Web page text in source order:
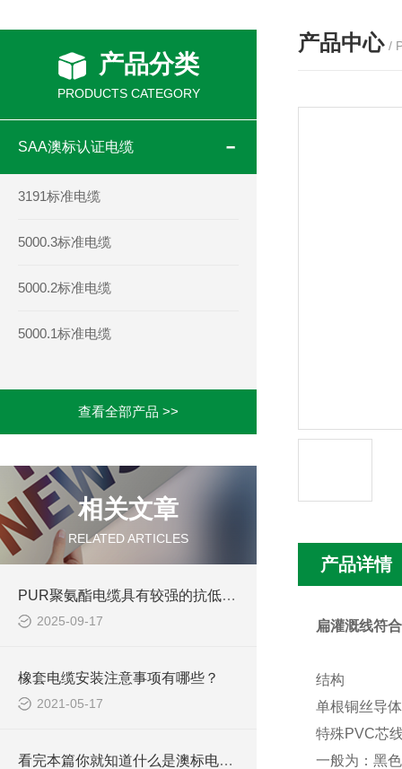
产品分类
PRODUCTS CATEGORY
SAA澳标认证电缆
3191标准电缆
5000.3标准电缆
5000.2标准电缆
5000.1标准电缆
查看全部产品 >>
相关文章
RELATED ARTICLES
PUR聚氨酯电缆具有较强的抗低温性能
2025-09-17
橡套电缆安装注意事项有哪些？
2021-05-17
看完本篇你就知道什么是澳标电缆了
产品中心 /
产品详情
扁灌溉线符
结构
单根铜丝导
特殊PVC芯
一般为：黑